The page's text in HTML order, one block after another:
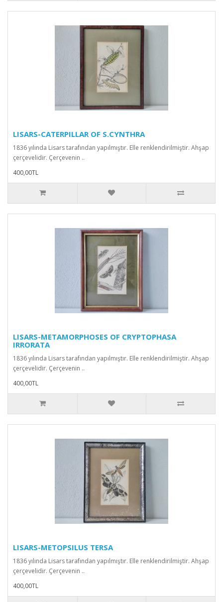
LISARS-CATERPILLAR OF S.CYNTHRA
1836 yılında Lisars tarafından yapılmıştır. Elle renklendirilmiştir. Ahşap
çerçevelidir. Çerçevenin ..
400,00TL
LISARS-METAMORPHOSES OF CRYPTOPHASA
IRRORATA
1836 yılında Lisars tarafından yapılmıştır. Elle renklendirilmiştir. Ahşap
çerçevelidir. Çerçevenin ..
400,00TL
LISARS-METOPSILUS TERSA
1836 yılında Lisars tarafından yapılmıştır. Elle renklendirilmiştir. Ahşap
çerçevelidir. Çerçevenin ..
400,00TL